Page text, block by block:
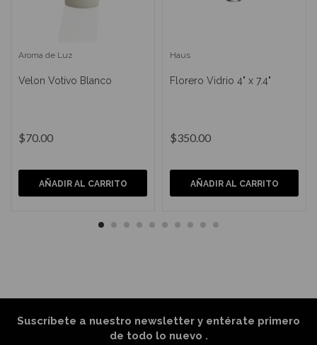
Aroma de Luz
Velon Votivo Blanco
$70.00
AÑADIR AL CARRITO
Haus
Florero Vidrio 4" x 7.4"
$350.00
AÑADIR AL CARRITO
Suscríbete a nuestro newsletter y entérate primero
de todo lo nuevo .